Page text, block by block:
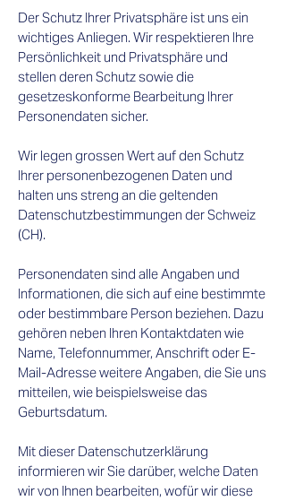
Der Schutz Ihrer Privatsphäre ist uns ein
wichtiges Anliegen. Wir respektieren Ihre
Persönlichkeit und Privatsphäre und
stellen deren Schutz sowie die
gesetzeskonforme Bearbeitung Ihrer
Personendaten sicher.
Wir legen grossen Wert auf den Schutz
Ihrer personenbezogenen Daten und
halten uns streng an die geltenden
Datenschutzbestimmungen der Schweiz
(CH).
Personendaten sind alle Angaben und
Informationen, die sich auf eine bestimmte
oder bestimmbare Person beziehen. Dazu
gehören neben Ihren Kontaktdaten wie
Name, Telefonnummer, Anschrift oder E-
Mail-Adresse weitere Angaben, die Sie uns
mitteilen, wie beispielsweise das
Geburtsdatum.
Mit dieser Datenschutzerklärung
informieren wir Sie darüber, welche Daten
wir von Ihnen bearbeiten, wofür wir diese